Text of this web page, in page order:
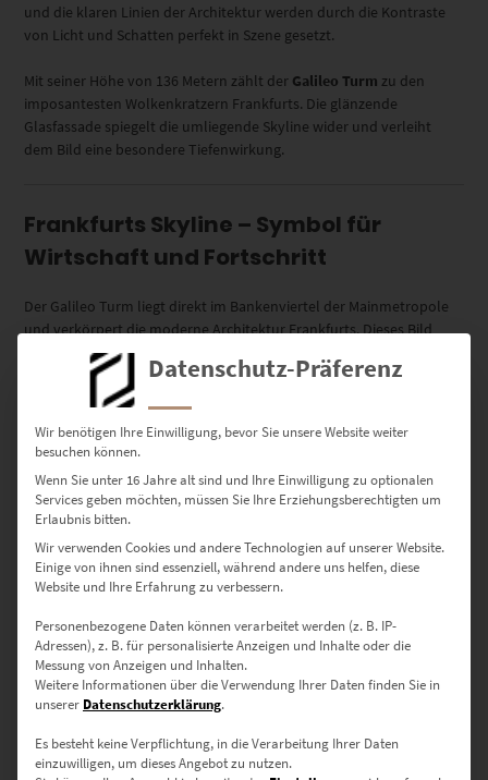
und die klaren Linien der Architektur werden durch die Kontraste
von Licht und Schatten perfekt in Szene gesetzt.
Mit seiner Höhe von 136 Metern zählt der Galileo Turm zu den
imposantesten Wolkenkratzern Frankfurts. Die glänzende
Glasfassade spiegelt die umliegende Skyline wider und verleiht
dem Bild eine besondere Tiefenwirkung.
Frankfurts Skyline – Symbol für
Wirtschaft und Fortschritt
Der Galileo Turm liegt direkt im Bankenviertel der Mainmetropole
und verkörpert die moderne Architektur Frankfurts. Dieses Bild
bietet einen faszinierenden Blick auf die vertikale Dynamik des
Hochhauses, das sich in den Himmel erstreckt und dabei das
Stadtbild mitprägt.
Dieses Motiv eignet sich perfekt fürmoderne Wohnräume, Büros
möchten.
Deine Wahl: Drei exklusive
Ausführungen
✔Acrylglasbilder– Hochwertiger Druck, kaschiert hinter 4 mm
starkem Acrylglas, verstärkt mit einer Aluminium-Dibond-Platte.
Eine brillante Optik mit intensiver Tiefenwirkung.
✔Leinwandbilder– Gedruckt auf strukturierter Leinwand mit
matter Oberfläche, gespannt auf einen stabilen Echtholzrahmen –
für eine natürliche und elegante Wirkung.
Datenschutz-Präferenz
Wir benötigen Ihre Einwilligung, bevor Sie unsere Website weiter
besuchen können.
Wenn Sie unter 16 Jahre alt sind und Ihre Einwilligung zu optionalen
Services geben möchten, müssen Sie Ihre Erziehungsberechtigten um
Erlaubnis bitten.
Wir verwenden Cookies und andere Technologien auf unserer Website.
Einige von ihnen sind essenziell, während andere uns helfen, diese
Website und Ihre Erfahrung zu verbessern.
Personenbezogene Daten können verarbeitet werden (z. B. IP-
Adressen), z. B. für personalisierte Anzeigen und Inhalte oder die
Messung von Anzeigen und Inhalten.
Weitere Informationen über die Verwendung Ihrer Daten finden Sie in
unserer Datenschutzerklärung.
Es besteht keine Verpflichtung, in die Verarbeitung Ihrer Daten
einzuwilligen, um dieses Angebot zu nutzen.